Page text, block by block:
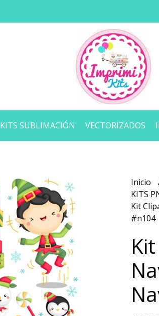
KITS SUBLIMACIÓN VECTORIZADOS
Inicio
KITS
Kit
#n104